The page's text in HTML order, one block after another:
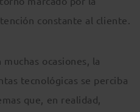
constante al cliente.
ocasiones, la
tecnológicas se perciba
que, en realidad,